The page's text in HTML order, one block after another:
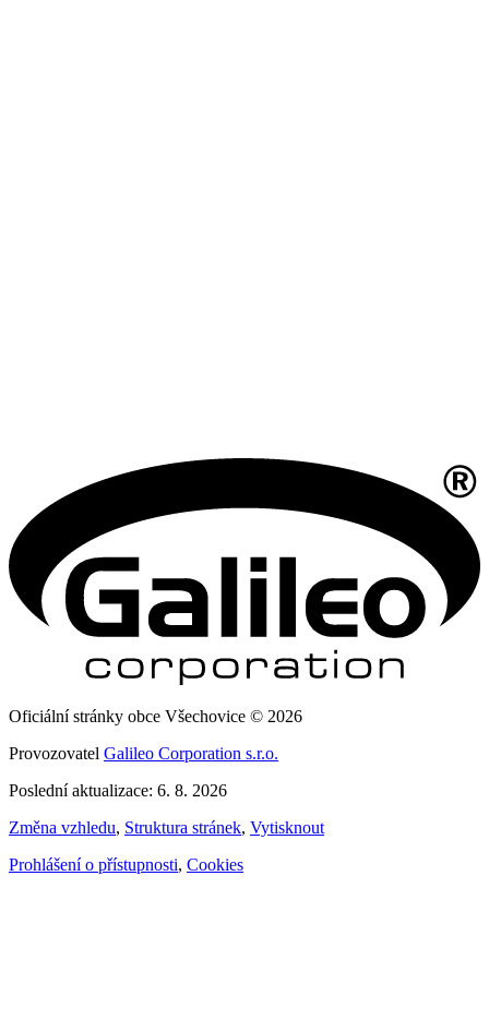
Oficiální stránky obce Všechovice © 2026
Provozovatel Galileo Corporation s.r.o.
Poslední aktualizace: 6. 8. 2026
Změna vzhledu, Struktura stránek, Vytisknout
Prohlášení o přístupnosti, Cookies